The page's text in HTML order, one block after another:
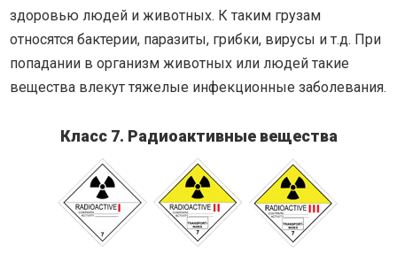
здоровью людей и животных. К таким грузам
относятся бактерии, паразиты, грибки, вирусы и т.д. При
попадании в организм животных или людей такие
вещества влекут тяжелые инфекционные заболевания.
Класс 7. Радиоактивные вещества